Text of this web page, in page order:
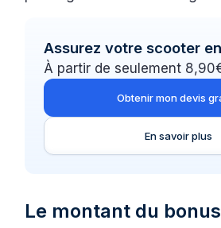
Assurez votre scooter
À partir de seulement
Obtenir mon devis
En savoir plus
Le montant du